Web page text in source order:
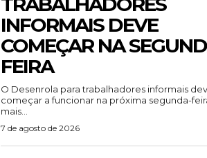
INFORMAIS DEVE
COMEÇAR NA
FEIRA
O Desenrola para trabalhadores informais
começar a funcionar na próxima segunda-feira
mais...
7 de agosto de 2026